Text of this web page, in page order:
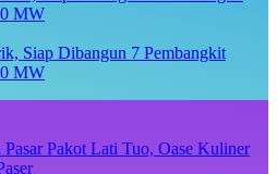
Siap Dibangun 7 Pembangkit
MW